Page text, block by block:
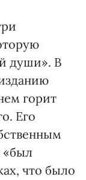
души». В
горит
Его
что было